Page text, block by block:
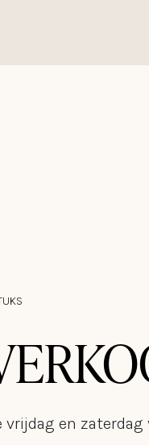
vrijdag en zaterdag